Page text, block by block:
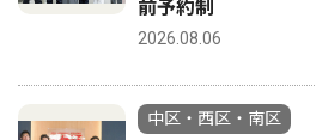
前予約制
2026.08.06
中区・西区・南区